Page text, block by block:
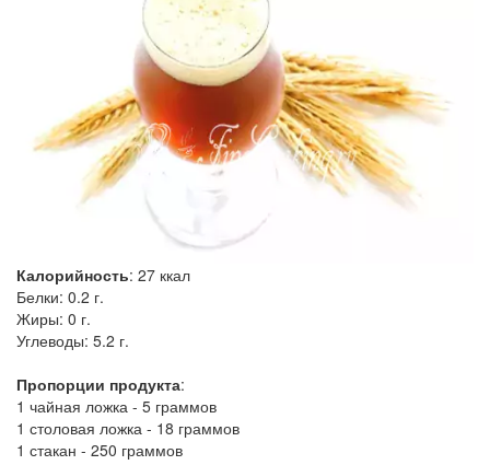
Калорийность: 27 ккал
Белки: 0.2 г.
Жиры: 0 г.
Углеводы: 5.2 г.
Пропорции продукта:
1 чайная ложка - 5 граммов
1 столовая ложка - 18 граммов
1 стакан - 250 граммов